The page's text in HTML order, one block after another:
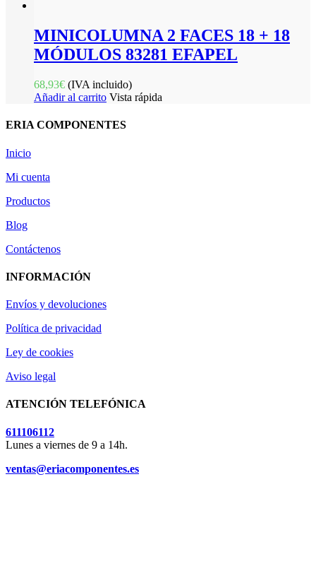
MINICOLUMNA 2 FACES 18 + 18
MÓDULOS 83281 EFAPEL
68,93€ (IVA incluido)
Añadir al carrito Vista rápida
ERIA COMPONENTES
Inicio
Mi cuenta
Productos
Blog
Contáctenos
INFORMACIÓN
Envíos y devoluciones
Política de privacidad
Ley de cookies
Aviso legal
ATENCIÓN TELEFÓNICA
611106112
Lunes a viernes de 9 a 14h.
ventas@eriacomponentes.es